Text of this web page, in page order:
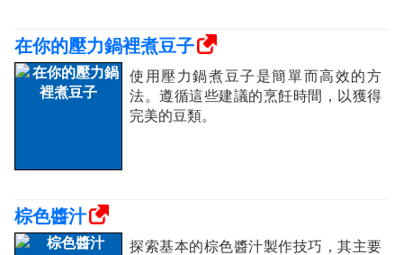
在你的壓力鍋裡煮豆子
使用壓力鍋煮豆子是簡單而高效的方
法。遵循這些建議的烹飪時間，以獲得
完美的豆類。
棕色醬汁
探索基本的棕色醬汁製作技巧，其主要